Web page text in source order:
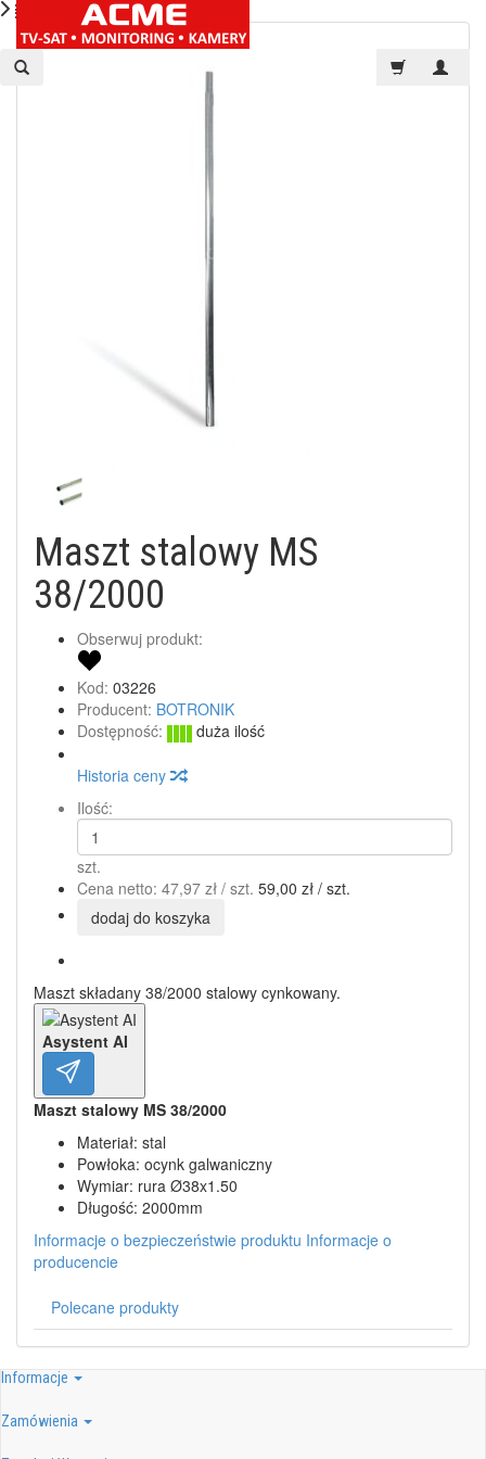
Maszt stalowy MS
38/2000
Obserwuj produkt:
Kod: 03226
Producent: BOTRONIK
Dostępność:
duża ilość
Historia ceny
Ilość:
szt.
Cena netto: 47,97 zł / szt. 59,00 zł / szt.
dodaj do koszyka
Maszt składany 38/2000 stalowy cynkowany.
Asystent AI
Maszt stalowy MS 38/2000
Materiał: stal
Powłoka: ocynk galwaniczny
Wymiar: rura Ø38x1.50
Długość: 2000mm
Informacje o bezpieczeństwie produktu Informacje o
producencie
Polecane produkty
Informacje
Zamówienia